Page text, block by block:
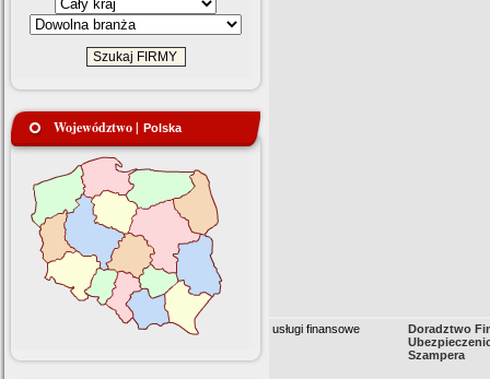
Województwo | Polska
usługi finansowe
Doradztwo
Szampera